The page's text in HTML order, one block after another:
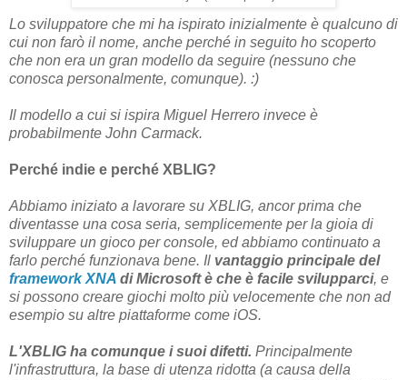
Lo sviluppatore che mi ha ispirato inizialmente è qualcuno di
cui non farò il nome, anche perché in seguito ho scoperto
che non era un gran modello da seguire (nessuno che
conosca personalmente, comunque). :)
Il modello a cui si ispira Miguel Herrero invece è
probabilmente John Carmack.
Perché indie e perché XBLIG?
Abbiamo iniziato a lavorare su XBLIG, ancor prima che
diventasse una cosa seria, semplicemente per la gioia di
sviluppare un gioco per console, ed abbiamo continuato a
farlo perché funzionava bene. Il vantaggio principale del
framework XNA di Microsoft è che è facile svilupparci, e
si possono creare giochi molto più velocemente che non ad
esempio su altre piattaforme come iOS.
L'XBLIG ha comunque i suoi difetti. Principalmente
l'infrastruttura, la base di utenza ridotta (a causa della